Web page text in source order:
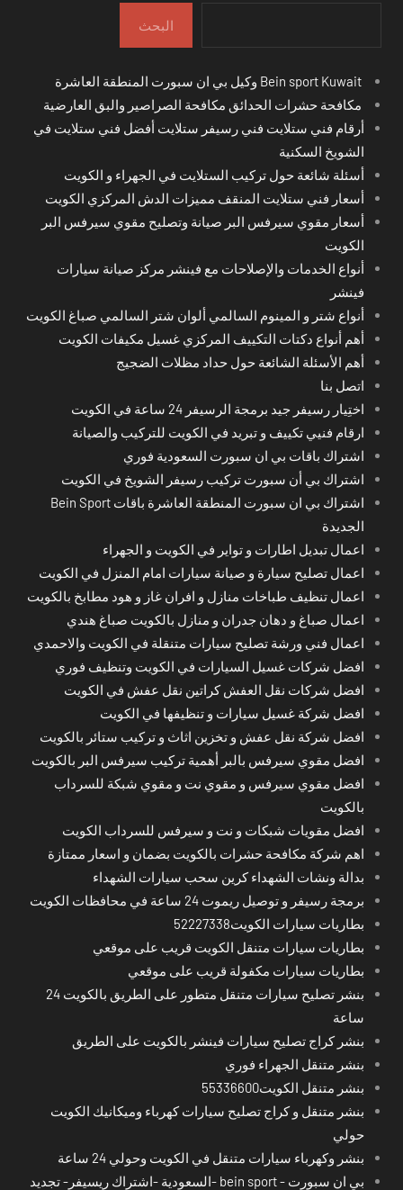
البحث
مكافحة حشرات الحدائق مكافحة الصراصير والبق العارضية
أرقام فني ستلايت فني رسيفر ستلايت أفضل فني ستلايت في
الشويخ السكنية
أسئلة شائعة حول تركيب الستلايت في الجهراء و الكويت
أسعار فني ستلايت المنقف مميزات الدش المركزي الكويت
أسعار مقوي سيرفس البر صيانة وتصليح مقوي سيرفس البر
الكويت
أنواع الخدمات والإصلاحات مع فينشر مركز صيانة سيارات
فينشر
أنواع شتر و المينوم السالمي ألوان شتر السالمي صباغ الكويت
أهم أنواع دكتات التكييف المركزي غسيل مكيفات الكويت
أهم الأسئلة الشائعة حول حداد مظلات الضجيج
اتصل بنا
اختِيار رسيفر جيد برمجة الرسيفر 24 ساعة في الكويت
ارقام فنيي تكييف و تبريد في الكويت للتركيب والصيانة
اشتراك باقات بي ان سبورت السعودية فوري
اشتراك بي أن سبورت تركيب رسيفر الشويخ في الكويت
اشتراك بي ان سبورت المنطقة العاشرة باقات Bein Sport
الجديدة
اعمال تبديل اطارات و تواير في الكويت و الجهراء
اعمال تصليح سيارة و صيانة سيارات امام المنزل في الكويت
اعمال تنظيف طباخات منازل و افران غاز و هود مطابخ بالكويت
اعمال صباغ و دهان جدران و منازل بالكويت صباغ هندي
اعمال فني ورشة تصليح سيارات متنقلة في الكويت والاحمدي
افضل شركات غسيل السيارات في الكويت وتنظيف فوري
افضل شركات نقل العفش كراتين نقل عفش في الكويت
افضل شركة غسيل سيارات و تنظيفها في الكويت
افضل شركة نقل عفش و تخزين اثاث و تركيب ستائر بالكويت
افضل مقوي سيرفس بالبر أهمية تركيب سيرفس البر بالكويت
افضل مقوي سيرفس و مقوي نت و مقوي شبكة للسرداب
بالكويت
افضل مقويات شبكات و نت و سيرفس للسرداب الكويت
اهم شركة مكافحة حشرات بالكويت بضمان و اسعار ممتازة
بدالة ونشات الشهداء كرين سحب سيارات الشهداء
برمجة رسيفر و توصيل ريموت 24 ساعة في محافظات الكويت
بطاريات سيارات الكويت52227338
بطاريات سيارات متنقل الكويت قريب على موقعي
بطاريات سيارات مكفولة قريب على موقعي
بنشر تصليح سيارات متنقل متطور على الطريق بالكويت 24
ساعة
بنشر كراج تصليح سيارات فينشر بالكويت على الطريق
بنشر متنقل الجهراء فوري
بنشر متنقل الكويت55336600
بنشر متنقل و كراج تصليح سيارات كهرباء وميكانيك الكويت
حولي
بنشر وكهرباء سيارات متنقل في الكويت وحولي 24 ساعة
بي ان سبورت - bein sport -السعودية -اشتراك ريسيفر- تجديد